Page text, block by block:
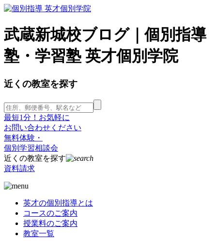
武蔵新城校ブログ｜個別指導
塾・学習塾 英才個別学院
近くの教室を探す
最短1分！お気軽に
お問い合わせください
無料体験・
個別学習相談会
近くの教室を探す
資料請求
英才の個別指導とは
コースのご案内
授業料のご案内
教室一覧